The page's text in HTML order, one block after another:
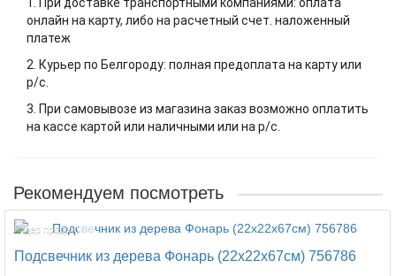
онлайн на карту, либо на расчетный счет. наложенный
платеж
2. Курьер по Белгороду: полная предоплата на карту или
р/с.
3. При самовывозе из магазина заказ возможно оплатить
на кассе картой или наличными или на р/с.
Рекомендуем посмотреть
Лидер продаж!
Подсвечник из дерева Фонарь (22х22х67см) 756786